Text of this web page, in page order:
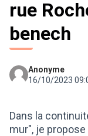
rue
benech
Anonyme
16/10/2023
Dans la
mur", je